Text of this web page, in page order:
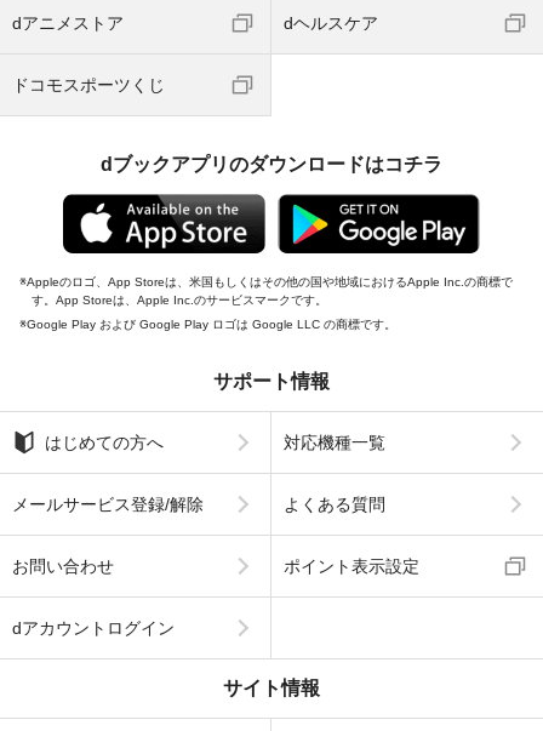
dアニメストア dヘルスケア
ドコモスポーツくじ
dブックアプリのダウンロードはコチラ
Appleのロゴ、App Storeは、米国もしくはその他の国や地域におけるApple Inc.の商標で
す。App Storeは、Apple Inc.のサービスマークです。
Google Play および Google Play ロゴは Google LLC の商標です。
サポート情報
はじめての方へ 対応機種一覧
メールサービス登録/解除 よくある質問
お問い合わせ ポイント表示設定
dアカウントログイン
サイト情報